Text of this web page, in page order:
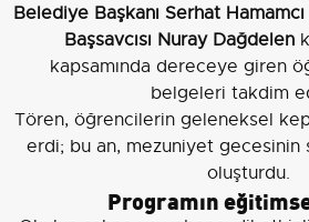
Belediye Başkanı Serhat Hamamcı
Başsavcısı Nuray Dağdelen
kapsamında dereceye giren
belgeleri takdim
Tören, öğrencilerin geleneksel
erdi; bu an, mezuniyet gecesinin
oluşturdu.
Programın